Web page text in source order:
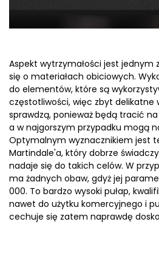
Aspekt wytrzymałości jest jednym
się o materiałach obiciowych.
do elementów, które są
częstotliwości, więc zbyt delikatne
sprawdzą, ponieważ będą tracić
a w najgorszym przypadku mogą
Optymalnym wyznacznikiem jest
Martindale'a, który dobrze
nadaje się do takich celów. W
ma żadnych obaw, gdyż jej
000. To bardzo wysoki pułap,
nawet do użytku komercyjnego i
cechuje się zatem naprawdę